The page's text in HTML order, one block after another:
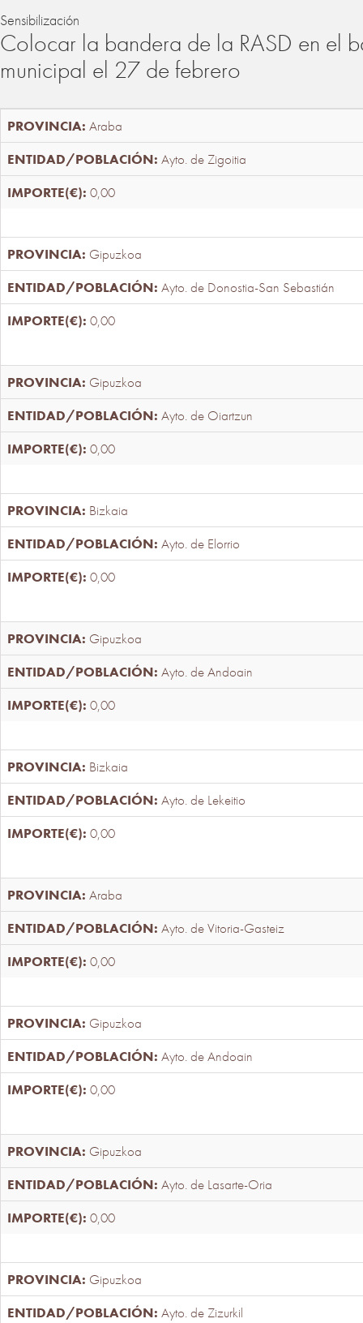
Sensibilización
Colocar la bandera de la RASD en el
municipal el 27 de febrero
Araba
Ayto. de Zigoitia
0,00
Gipuzkoa
Ayto. de Donostia-San Sebastián
0,00
Gipuzkoa
Ayto. de Oiartzun
0,00
Bizkaia
Ayto. de Elorrio
0,00
Gipuzkoa
Ayto. de Andoain
0,00
Bizkaia
Ayto. de Lekeitio
0,00
Araba
Ayto. de Vitoria-Gasteiz
0,00
Gipuzkoa
Ayto. de Andoain
0,00
Gipuzkoa
Ayto. de Lasarte-Oria
0,00
Gipuzkoa
Ayto. de Zizurkil